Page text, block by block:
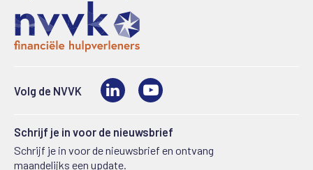
Volg de NVVK LinkedIn
Schrijf je in voor de nieuwsbrief
Schrijf je in voor de nieuwsbrief en ontvang
maandelijks een update.